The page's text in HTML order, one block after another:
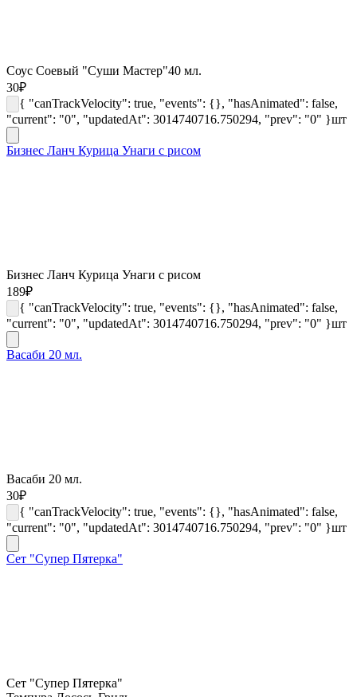
Соус Соевый "Суши Мастер"40 мл.
30₽
{ "canTrackVelocity": true, "events": {}, "hasAnimated": false,
"current": "0", "updatedAt": 3014740716.750294, "prev": "0" }шт
Бизнес Ланч Курица Унаги с рисом
Бизнес Ланч Курица Унаги с рисом
189₽
{ "canTrackVelocity": true, "events": {}, "hasAnimated": false,
"current": "0", "updatedAt": 3014740716.750294, "prev": "0" }шт
Васаби 20 мл.
Васаби 20 мл.
30₽
{ "canTrackVelocity": true, "events": {}, "hasAnimated": false,
"current": "0", "updatedAt": 3014740716.750294, "prev": "0" }шт
Сет "Супер Пятерка"
Сет "Супер Пятерка"